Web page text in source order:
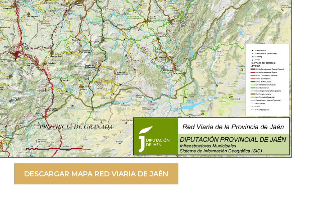
DESCARGAR MAPA RED VIARIA DE JAÉN